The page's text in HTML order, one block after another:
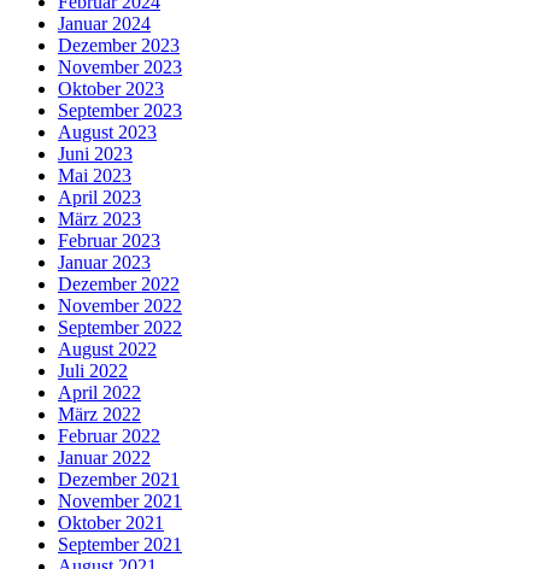
Januar 2024
Dezember 2023
November 2023
Oktober 2023
September 2023
August 2023
Juni 2023
Mai 2023
April 2023
März 2023
Februar 2023
Januar 2023
Dezember 2022
November 2022
September 2022
August 2022
Juli 2022
April 2022
März 2022
Februar 2022
Januar 2022
Dezember 2021
November 2021
Oktober 2021
September 2021